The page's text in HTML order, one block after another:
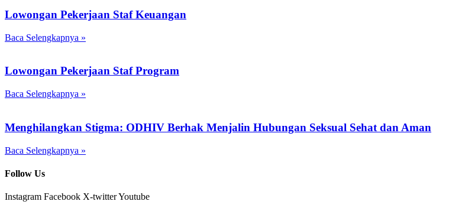
Lowongan Pekerjaan Staf Keuangan
Baca Selengkapnya »
Lowongan Pekerjaan Staf Program
Baca Selengkapnya »
Menghilangkan Stigma: ODHIV Berhak Menjalin Hubungan Seksual Sehat dan Aman
Baca Selengkapnya »
Follow Us
Instagram Facebook X-twitterYoutube